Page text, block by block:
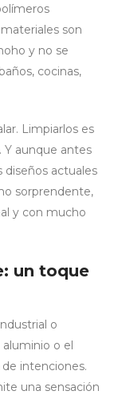
son
y no se
cocinas,
Limpiarlos es
aunque antes
diseños actuales
sorprendente,
y con mucho
un toque
o
o el
intenciones.
una sensación